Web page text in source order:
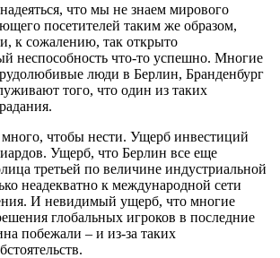
что мы не знаем мирового
посетителей таким же образом,
к сожалению, так открыто
неспособность что-то успешно. Многие
люди в Берлин, Бранденбург
того, что один из таких
чтобы нести. Ущерб инвестиций
Ущерб, что Берлин все еще
третьей по величине индустриальной
неадекватно к международной сети
И невидимый ущерб, что многие
глобальных игроков в последние
побежали – и из-за таких